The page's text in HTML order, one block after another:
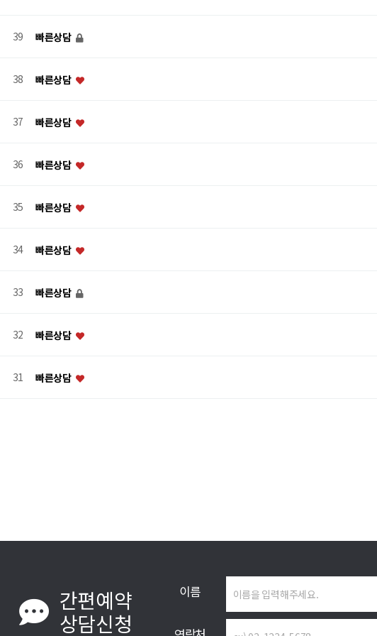
39 빠른상담
38 빠른상담
37 빠른상담
36 빠른상담
35 빠른상담
34 빠른상담
33 빠른상담
32 빠른상담
31 빠른상담
간편예약
상담신청
이름